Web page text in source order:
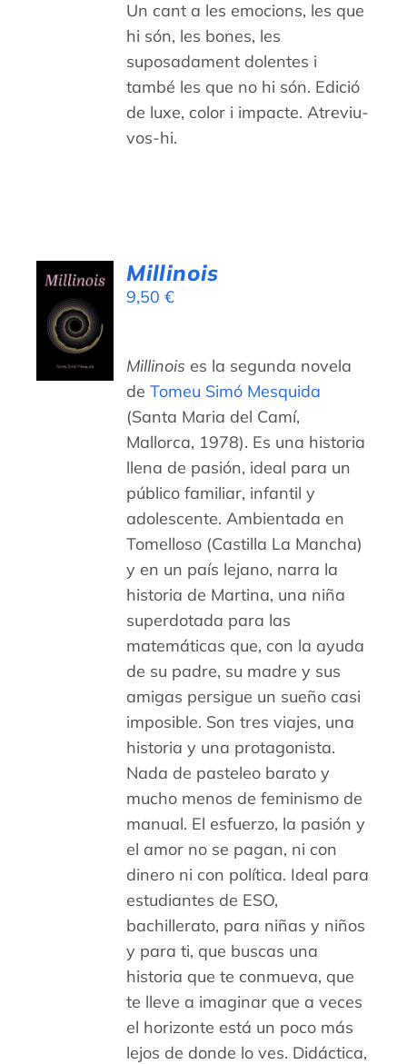
Un cant a les emocions, les que
hi són, les bones, les
suposadament dolentes i
també les que no hi són. Edició
de luxe, color i impacte. Atreviu-
vos-hi.
AFEGEIX
A LA
CISTELLA
/
DETALLS
Millinois
9,50€
Millinois es la segunda novela
deTomeu Simó Mesquida
(Santa Maria del Camí,
Mallorca, 1978). Es una historia
llena de pasión, ideal para un
público familiar, infantil y
adolescente. Ambientada en
Tomelloso (Castilla La Mancha)
y en un país lejano, narra la
historia de Martina, una niña
superdotada para las
matemáticas que, con la ayuda
de su padre, su madre y sus
amigas persigue un sueño casi
imposible. Son tres viajes, una
historia y una protagonista.
Nada de pasteleo barato y
mucho menos de feminismo de
manual. El esfuerzo, la pasión y
el amor no se pagan, ni con
dinero ni con política. Ideal para
estudiantes de ESO,
bachillerato, para niñas y niños
y para ti, que buscas una
historia que te conmueva, que
te lleve a imaginar que a veces
el horizonte está un poco más
lejos de donde lo ves. Didáctica,